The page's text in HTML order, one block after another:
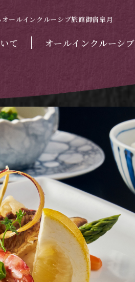
ールインクルーシブ旅館御宿皐月
て オールインクルーシブ